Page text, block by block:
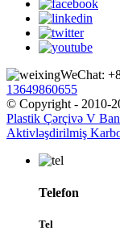
WeChat:
13649860655
© Copyright - 2010-
Plastik Çərçivə V
Aktivləşdirilmiş
Telefon
Tel